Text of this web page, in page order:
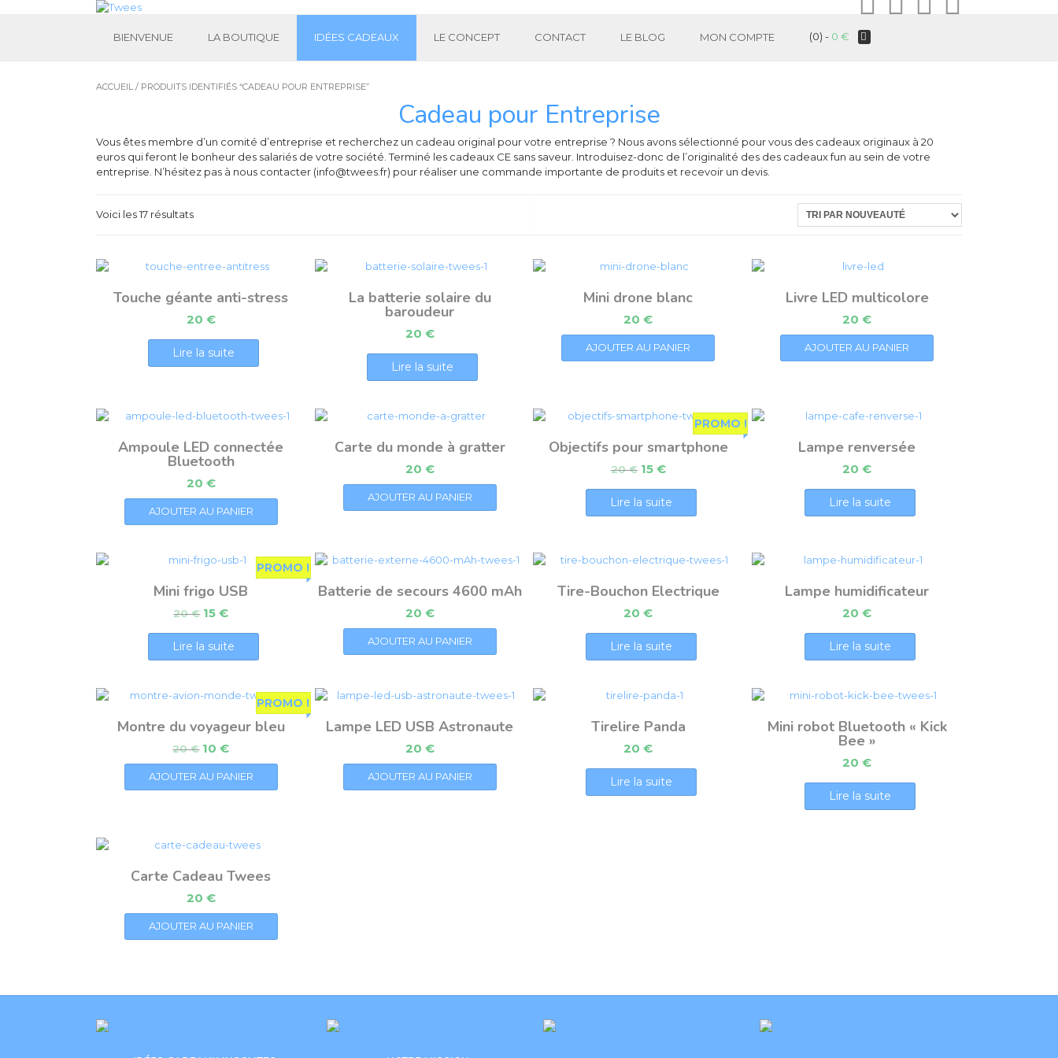
BIENVENUE LA BOUTIQUE IDÉES CADEAUX LE CONCEPT CONTACT LE BLOG MON COMPTE (0) - 0 €
ACCUEIL / PRODUITS IDENTIFIÉS “CADEAU POUR ENTREPRISE”
Cadeau pour Entreprise
Vous êtes membre d’un comité d’entreprise et recherchez un cadeau original pour votre entreprise ? Nous avons sélectionné pour vous des cadeaux originaux à 20
euros qui feront le bonheur des salariés de votre société. Terminé les cadeaux CE sans saveur. Introduisez-donc de l’originalité des des cadeaux fun au sein de votre
entreprise. N’hésitez pas à nous contacter (info@twees.fr) pour réaliser une commande importante de produits et recevoir un devis.
Voici les 17 résultats
Touche géante anti-stress
20 €
Lire la suite
La batterie solaire du
baroudeur
20 €
Lire la suite
Mini drone blanc
20€
AJOUTER AU PANIER
Livre LED multicolore
20€
AJOUTER AU PANIER
Ampoule LED connectée
Bluetooth
20 €
AJOUTER AU PANIER
Carte du monde à gratter
20 €
AJOUTER AU PANIER
PROMO !
Objectifs pour smartphone
20€ 15 €
Lire la suite
Lampe renversée
20€
Lire la suite
PROMO !
Mini frigo USB
20€ 15€
Lire la suite
Batterie de secours 4600 mAh
20 €
AJOUTER AU PANIER
Tire-Bouchon Electrique
20€
Lire la suite
Lampe humidificateur
20€
Lire la suite
PROMO !
Montre du voyageur bleu
20€ 10€
AJOUTER AU PANIER
Lampe LED USB Astronaute
20 €
AJOUTER AU PANIER
Tirelire Panda
20€
Lire la suite
Mini robot Bluetooth « Kick
Bee »
20€
Lire la suite
Carte Cadeau Twees
20 €
AJOUTER AU PANIER